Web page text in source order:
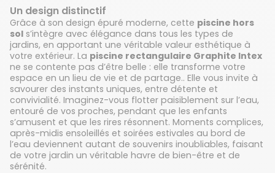
Un design distinctif
Grâce à son design épuré moderne, cette piscine hors
sol s’intègre avec élégance dans tous les types de
jardins, en apportant une véritable valeur esthétique à
votre extérieur. La piscine rectangulaire Graphite Intex
ne se contente pas d’être belle : elle transforme votre
espace en un lieu de vie et de partage.. Elle vous invite à
savourer des instants uniques, entre détente et
convivialité. Imaginez-vous flotter paisiblement sur l’eau,
entouré de vos proches, pendant que les enfants
s’amusent et que les rires résonnent. Moments complices,
après-midis ensoleillés et soirées estivales au bord de
l’eau deviennent autant de souvenirs inoubliables, faisant
de votre jardin un véritable havre de bien-être et de
sérénité.